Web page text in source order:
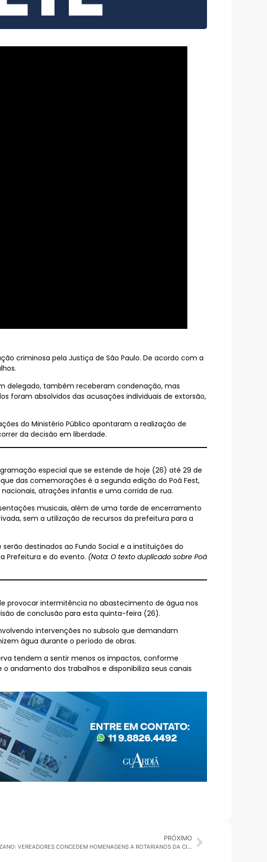
criminosa pela Justiça de São Paulo. De acordo com a
delegado, também receberam condenação, mas
foram absolvidos das acusações individuais de extorsão,
do Ministério Público apontaram a realização de
da decisão em liberdade.
especial que se estende de hoje (26) até 29 de
das comemorações é a segunda edição do Poá Fest,
atrações infantis e uma corrida de rua.
musicais, além de uma tarde de encerramento
sem a utilização de recursos da prefeitura para a
destinados ao Fundo Social e a instituições do
Prefeitura e do evento. (Nota: O texto duplicado sobre Poá
provocar intermitência no abastecimento de água nos
de conclusão para esta quinta-feira (26).
intervenções no subsolo que demandam
água durante o período de obras.
tendem a sentir menos os impactos, conforme
andamento dos trabalhos e disponibiliza seus canais
PRÓXIMO
CÂMARA EM PAUTA SUZANO: VEREADORES CONCEDEM HOMENAGENS A ROTARIANOS DA CIDADE PELOS SERVIÇOS PRESTADOS